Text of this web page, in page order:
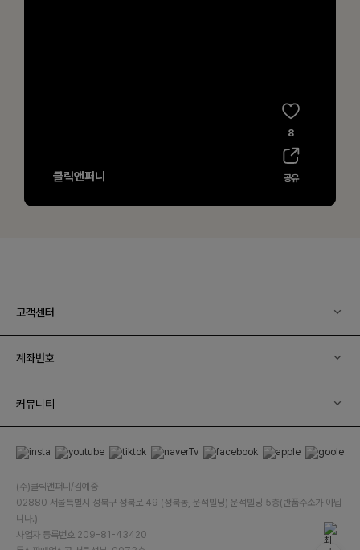
고객센터
계좌번호
커뮤니티
(주)클릭앤퍼니/김예중
02880 서울특별시 성북구 성북로 49 (성북동, 운석빌딩) 운석빌딩 5층(반품주소가 아닙
니다.)
사업자 등록번호 209-81-43420